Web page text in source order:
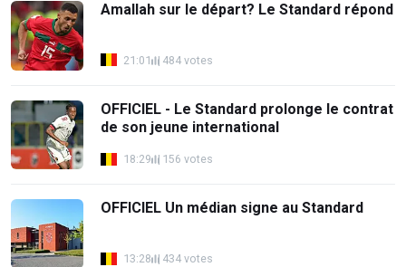
Amallah sur le départ? Le Standard répond
21:01 484 votes
OFFICIEL - Le Standard prolonge le contrat
de son jeune international
18:29 156 votes
OFFICIEL Un médian signe au Standard
13:28 434 votes